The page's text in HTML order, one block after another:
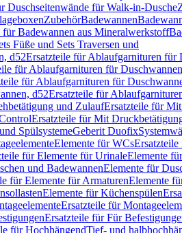
Duschseitenwände für Walk-in-Dusche
ZubehörBadewannen
für Badewannen aus Mineralwerkstoff
Füße und Sets Traversen und
d52Ersatzteile für Ablaufgarnituren für
für Ablaufgarnituren für
für Ablaufgarnituren für
d52Ersatzteile für
und ZulaufErsatzteile für
Ersatzteile für Mit
SpülsystemeGeberit Duofix
Elemente für WCs
für Elemente für UrinaleElemente
und BadewannenElemente für
für Elemente für ArmaturenElemente
Elemente für Küchenspülen
Ersatzteile für
Ersatzteile für Für
für HochhängendTief- und